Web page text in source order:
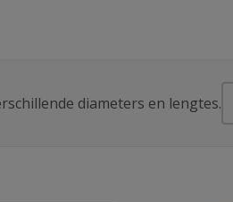
diameters en lengtes.